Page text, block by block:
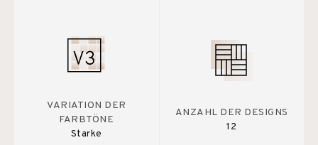
VARIATION DER
FARBTÖNE
Starke
ANZAHL DER DESIGNS
12